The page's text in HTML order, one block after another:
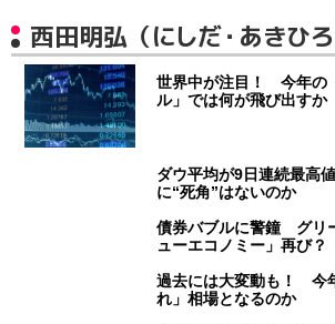
西田明弘（にしだ・あきひ
世界中が注目！ 今年の
ル」では何が飛び出すか
ダウ平均が9日連続最高
に“死角”はないのか
債券バブルに警鐘 グリ
ューエコノミー」再び？
過去には大変動も！ 今
れ」相場となるのか